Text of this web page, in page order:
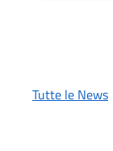
Tutte le News